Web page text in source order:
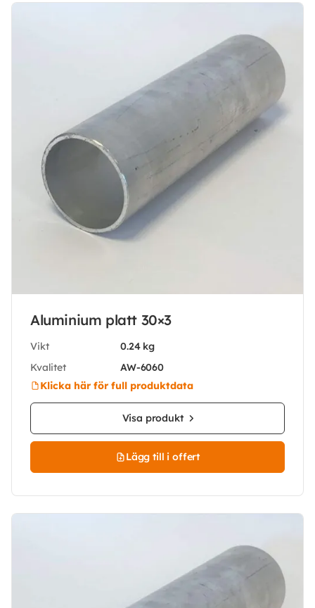
Aluminium platt 30×3
Vikt
0.24 kg
Kvalitet
AW-6060
Klicka här för full produktdata
Visa produkt
Lägg till i offert